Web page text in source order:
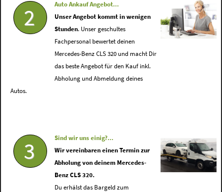
2
Auto Ankauf Angebot...
Unser Angebot kommt in wenigen
Stunden. Unser geschultes
Fachpersonal bewertet deinen
Mercedes-Benz CLS 320 und macht Dir
das beste Angebot für den Kauf inkl.
Abholung und Abmeldung deines
Autos.
3
Sind wir uns einig?...
Wir vereinbaren einen Termin zur
Abholung von deinem Mercedes-
Benz CLS 320.
Du erhälst das Bargeld zum